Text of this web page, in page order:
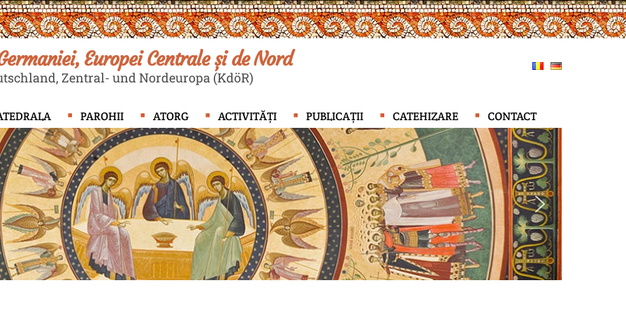
Europei Centrale și de Nord
Zentral- und Nordeuropa (KdöR)
PAROHII ATORG ACTIVITĂȚI PUBLICAȚII CATEHIZARE CONTACT